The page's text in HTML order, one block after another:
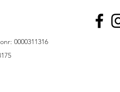
0000311316